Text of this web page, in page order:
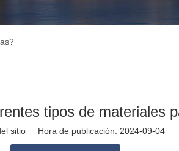
tipos de materiales
sitio Hora de publicación: 2024-09-04